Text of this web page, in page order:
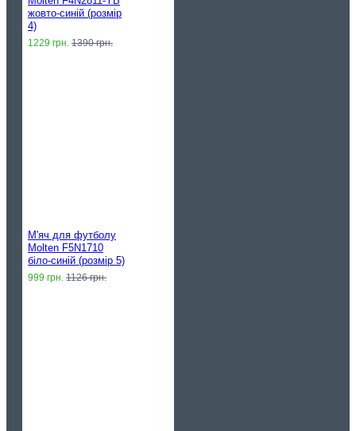
жовто-синій (розмір
4)
1229 грн. 1390 грн.
М'яч для футболу
Molten F5N1710
біло-синій (розмір 5)
999 грн. 1126 грн.